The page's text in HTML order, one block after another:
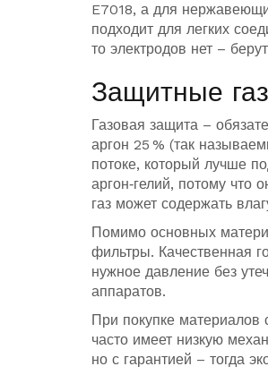
E7018, а для
подходит для легких
то электродов нет –
Защитные
Газовая защита –
аргон 25 % (так
потоке, который лучше
аргон‑гелий, потому
газ может содержать
Помимо основных
фильтры. Качественная
нужное давление без
аппаратов.
При покупке материалов
часто имеет низкую
но с гарантией – тогда